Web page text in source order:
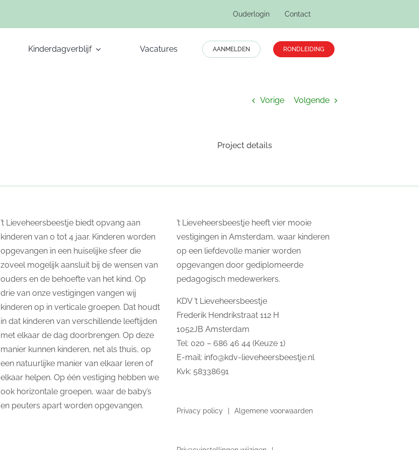
Ouderlogin Contact
Kinderdagverblijf Vacatures AANMELDEN RONDLEIDING
Vorige Volgende
Project details
’t Lieveheersbeestje biedt opvang aan
kinderen van 0 tot 4 jaar. Kinderen worden
opgevangen in een huiselijke sfeer die
zoveel mogelijk aansluit bij de wensen van
ouders en de behoefte van het kind. Op
drie van onze vestigingen vangen wij
kinderen op in verticale groepen. Dat houdt
in dat kinderen van verschillende leeftijden
met elkaar de dag doorbrengen. Op deze
manier kunnen kinderen, net als thuis, op
een natuurlijke manier van elkaar leren of
elkaar helpen. Op één vestiging hebben we
ook horizontale groepen, waar de baby’s
en peuters apart worden opgevangen.
’t Lieveheersbeestje heeft vier mooie
vestigingen in Amsterdam, waar kinderen
op een liefdevolle manier worden
opgevangen door gediplomeerde
pedagogisch medewerkers.
KDV ’t Lieveheersbeestje
Frederik Hendrikstraat 112 H
1052JB Amsterdam
Tel: 020 – 686 46 44 (Keuze 1)
E-mail: info@kdv-lieveheersbeestje.nl
Kvk: 58338691
Privacy policy Algemene voorwaarden